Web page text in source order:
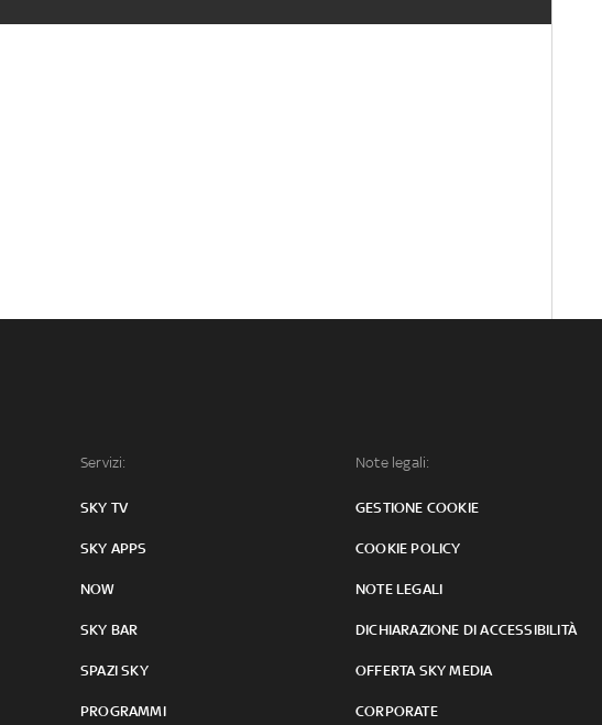
Servizi:
SKY TV
SKY APPS
NOW
SKY BAR
SPAZI SKY
PROGRAMMI
Note legali:
GESTIONE COOKIE
COOKIE POLICY
NOTE LEGALI
DICHIARAZIONE DI ACCESSIBILITÀ
OFFERTA SKY MEDIA
CORPORATE